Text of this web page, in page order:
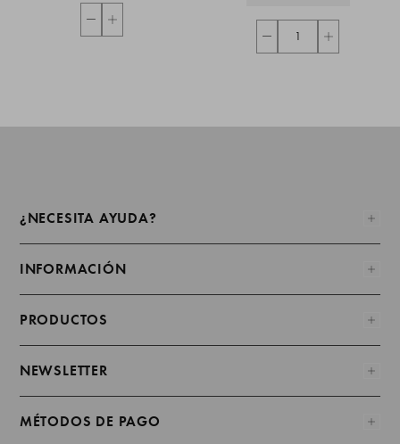
¿NECESITA AYUDA?
INFORMACIÓN
PRODUCTOS
NEWSLETTER
MÉTODOS DE PAGO